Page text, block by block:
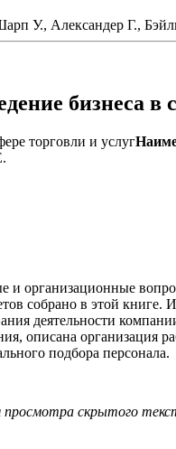
У., Александер Г.,
бизнеса в
организационные
собрано в этой книге.
деятельности
описана организация
подбора персонала.
скрытого